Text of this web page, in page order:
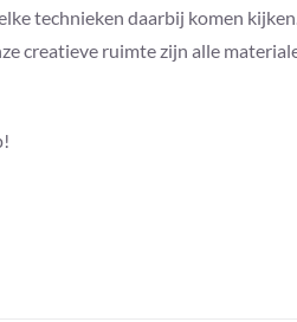
technieken daarbij komen
creatieve ruimte zijn alle